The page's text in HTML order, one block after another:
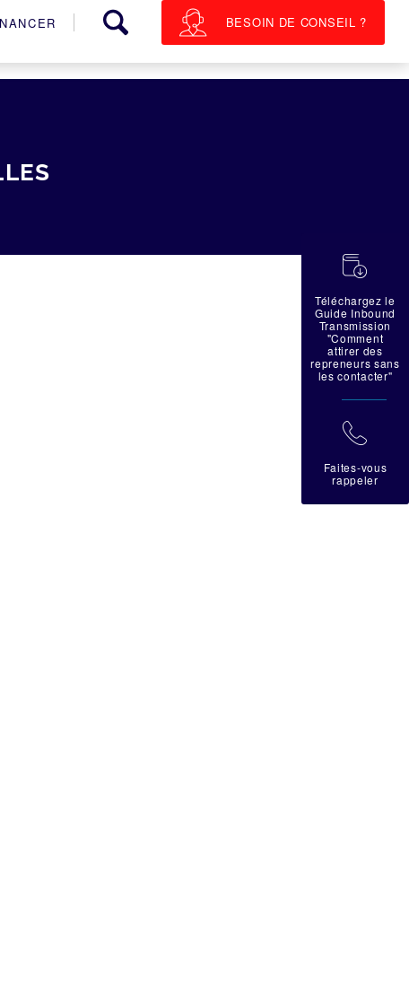
BESOIN DE CONSEIL ?
蠟
Téléchargez le
Guide Inbound
Transmission
"Comment
attirer des
repreneurs sans
les contacter"
拉
Faites-vous
rappeler